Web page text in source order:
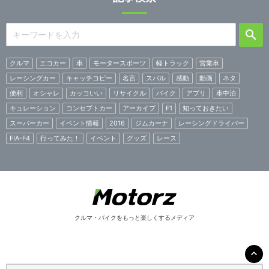
クルマ エコカー 車 モータースポーツ 軽トラック
営業車
レーシングカー
キャッチコピー 名言 スバル 感動 動画
ネタ
便利
オシャレ カッコいい リサイクル バイク アプリ
車中泊
キュレーション
コンセプトカー アーカイブ F1
知っておきたい
スーパーカー
イベント情報 2016 ジムカーナ
レーシングドライバー
FIA-F4
行ってみた！ イベント グッズ レース
クルマ・バイクをもっと楽しくするメディア